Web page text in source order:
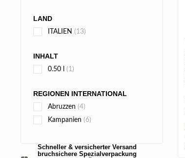
LAND
ITALIEN (13)
INHALT
0.50 l (1)
REGIONEN INTERNATIONAL
Abruzzen (4)
Kampanien (6)
Schneller & versicherter Versand
bruchsichere Spezialverpackung